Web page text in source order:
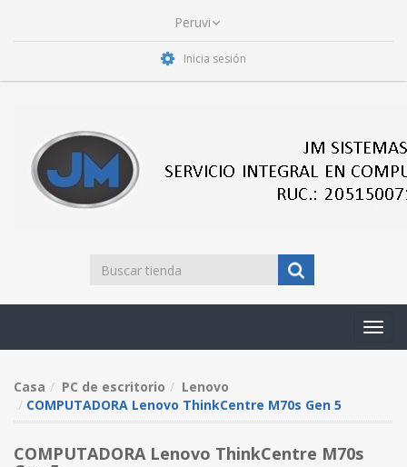
Inicia sesión
Casa PC de escritorio
Lenovo
COMPUTADORA Lenovo ThinkCentre M70s Gen 5
COMPUTADORA Lenovo ThinkCentre M70s